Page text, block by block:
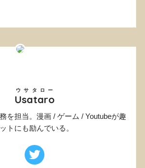
Usataro
ウサタロー
を担当。漫画 / ゲーム / Youtubeが趣
トにも励んでいる。